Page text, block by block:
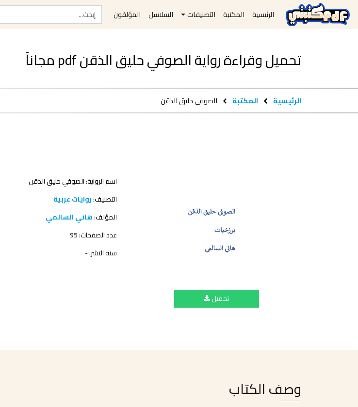
الرئيسية المكتبة التصنيفات السلاسل المؤلفون
تحميل وقراءة رواية الصوفي حليق الذقن pdf مجاناً
الرئيسية المكتبة الصوفي حليق الذقن
تحميل
اسم الرواية: الصوفي حليق الذقن
التصنيف:روايات عربية
المؤلف:هاني السالمي
عدد الصفحات: 95
سنة النشر: -
وصف الكتاب